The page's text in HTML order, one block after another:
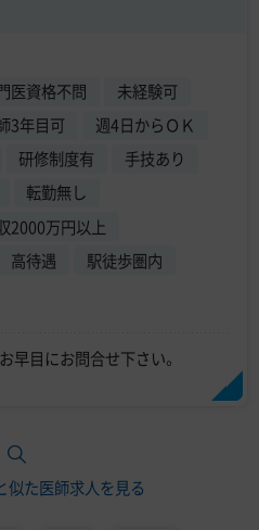
医資格不問
未経験可
3年目可
週4日からＯＫ
研修制度有
手技あり
転勤無し
2000万円以上
高待遇
駅徒歩圏内
早目にお問合せ下さい。
似た医師求人を見る